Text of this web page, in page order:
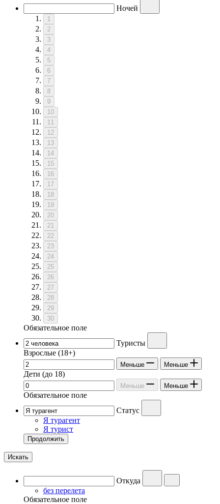
Ночей
1
2
3
4
5
6
7
8
9
10
11
12
13
14
15
16
17
18
19
20
21
22
23
24
25
26
27
28
29
30
Обязательное поле
Туристы
Взрослые (18+)
Меньше Меньше
Дети (до 18)
Меньше Меньше
Обязательное поле
Статус
Я турагент
Я турист
Продолжить
Искать
Откуда
без перелета
Обязательное поле